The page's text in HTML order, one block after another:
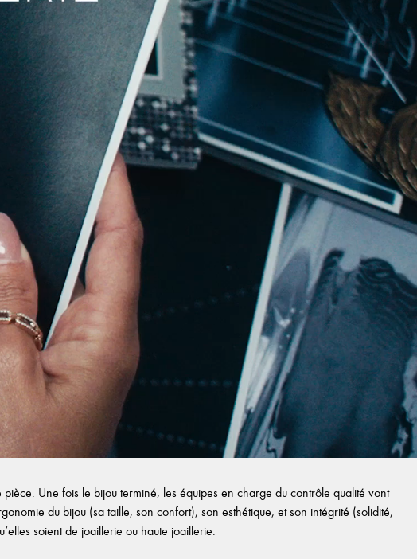
Une fois le bijou terminé, les équipes en charge du contrôle qualité vont
du bijou (sa taille, son confort), son esthétique, et son intégrité (solidité,
soient de joaillerie ou haute joaillerie.